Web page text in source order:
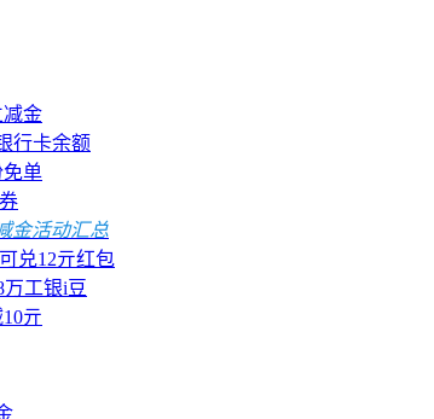
减金
行卡余额
免单
金活动汇总
兑12亓红包
万工银i豆
亓